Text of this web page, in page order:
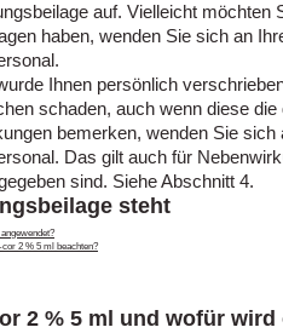
auf. Vielleicht möchten
haben, wenden Sie sich an
Ihnen persönlich
schaden, auch wenn diese
bemerken, wenden Sie
Das gilt auch für
sind. Siehe Abschnitt 4.
steht
2 % 5 ml beachten?
2 % 5 ml und wofür wird